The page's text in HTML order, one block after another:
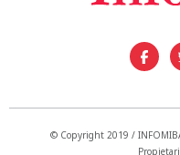
© Copyright 2019 /